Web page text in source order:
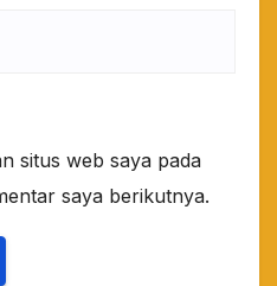
situs web saya pada
saya berikutnya.